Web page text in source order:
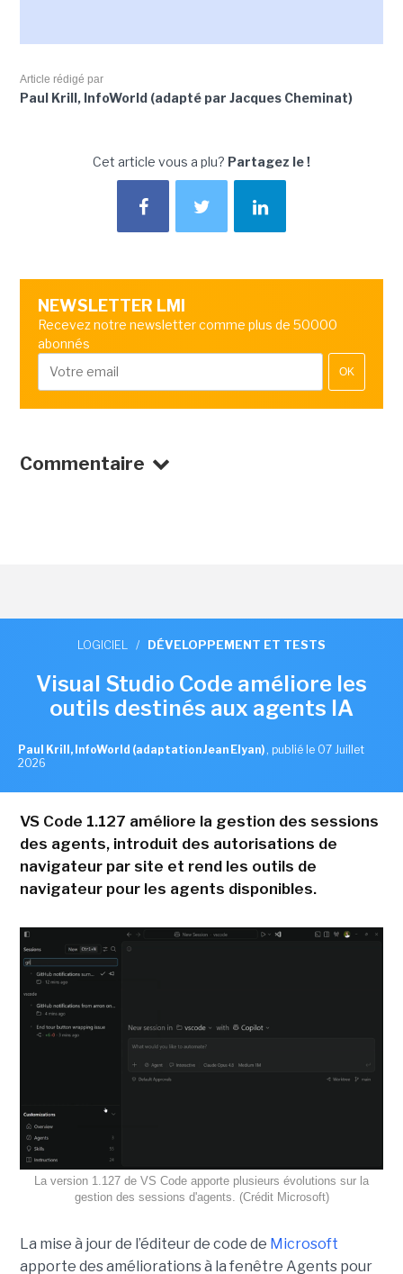
Article rédigé par
Paul Krill, InfoWorld (adapté par Jacques Cheminat)
Cet article vous a plu? Partagez le !
NEWSLETTER LMI
Recevez notre newsletter comme plus de 50000
abonnés
OK
Commentaire
LOGICIEL / DÉVELOPPEMENT ET TESTS
Visual Studio Code améliore les
outils destinés aux agents IA
Paul Krill, InfoWorld (adaptation Jean Elyan) , publié le 07 Juillet
2026
VS Code 1.127 améliore la gestion des sessions
des agents, introduit des autorisations de
navigateur par site et rend les outils de
navigateur pour les agents disponibles.
La version 1.127 de VS Code apporte plusieurs évolutions sur la
gestion des sessions d'agents. (Crédit Microsoft)
La mise à jour de l’éditeur de code de Microsoft
apporte des améliorations à la fenêtre Agents pour